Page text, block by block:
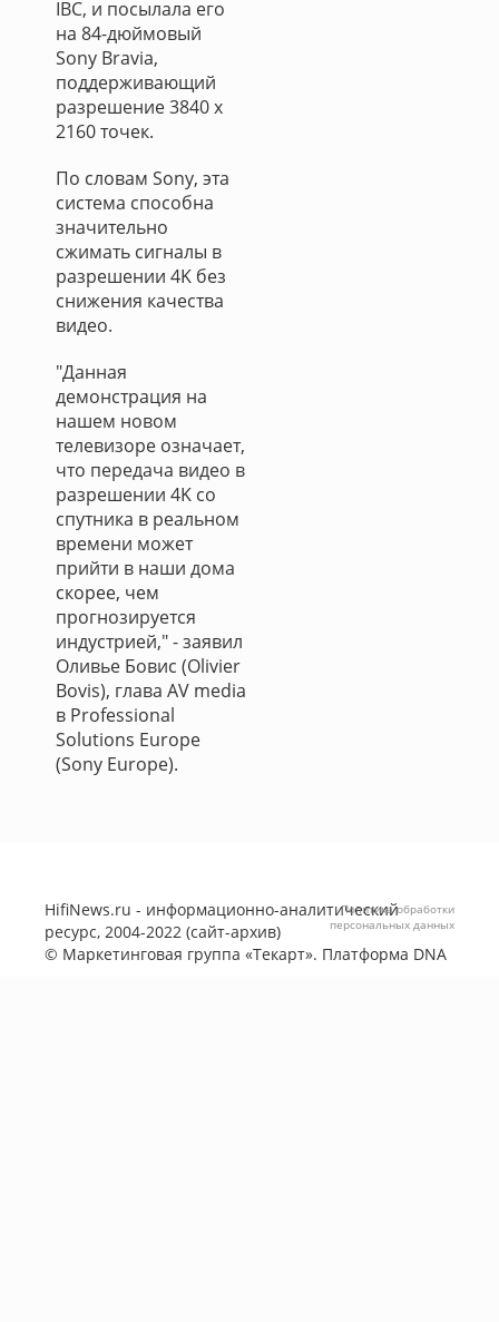
IBC, и посылала его
на 84-дюймовый
Sony Bravia,
поддерживающий
разрешение 3840 x
2160 точек.
По словам Sony, эта
система способна
значительно
сжимать сигналы в
разрешении 4K без
снижения качества
видео.
"Данная
демонстрация на
нашем новом
телевизоре означает,
что передача видео в
разрешении 4K со
спутника в реальном
времени может
прийти в наши дома
скорее, чем
прогнозируется
индустрией," - заявил
Оливье Бовис (Olivier
Bovis), глава AV media
в Professional
Solutions Europe
(Sony Europe).
HifiNews.ru - информационно-аналитический
ресурс, 2004-2022 (сайт-архив)
© Маркетинговая группа «Текарт». Платформа DNA
Политика обработки
персональных данных